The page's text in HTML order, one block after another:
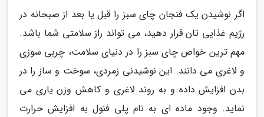
اگر نوشیدن یک فنجان چای سبز را قبل یا بعد از صبحانه در
رژیم غذایی تان قرار دهید، می تواند راز سلامتی شما باشد.
مهم ترین خواص چای سبز را در دنیای سلامت، چربی سوزی
و لاغری می دانند. این نوشیدنی زمردی، سوخت و ساز را در
بدن افزایش داده و به روند لاغری و کاهش وزن یاری می
نماید. وجود ماده ای به نام پلی فنول به افزایش حرارت